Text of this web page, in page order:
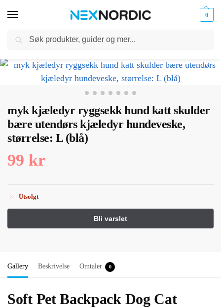
0
til
Kabler
myk kjæledyr ryggsekk hund katt skulder
bære utendørs kjæledyr hundeveske,
størrelse: L (blå)
99 kr
Utsolgt
Gallery Beskrivelse Omtaler 0
Soft Pet Backpack Dog Cat